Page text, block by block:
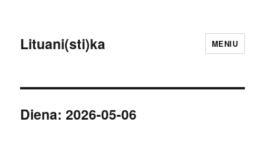
Lituani(sti)ka MENIU
Diena:2026-05-06